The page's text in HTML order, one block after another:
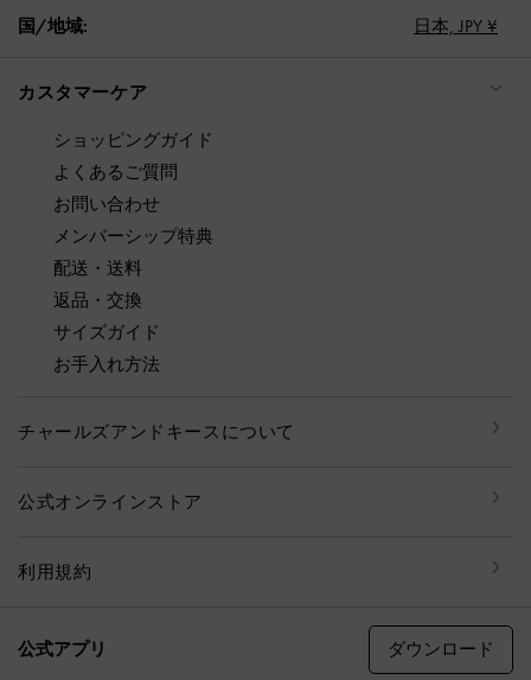
国/地域: 日本, JPY ¥
カスタマーケア
ショッピングガイド
よくあるご質問
お問い合わせ
メンバーシップ特典
配送・送料
返品・交換
サイズガイド
お手入れ方法
チャールズアンドキースについて
公式オンラインストア
利用規約
公式アプリ ダウンロード